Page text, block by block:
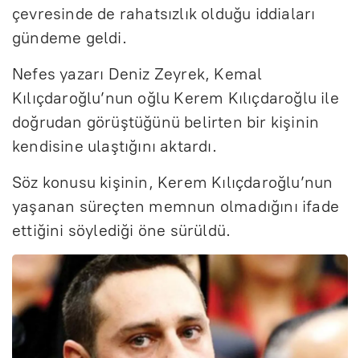
çevresinde de rahatsızlık olduğu iddiaları
gündeme geldi.
Nefes yazarı Deniz Zeyrek, Kemal
Kılıçdaroğlu’nun oğlu Kerem Kılıçdaroğlu ile
doğrudan görüştüğünü belirten bir kişinin
kendisine ulaştığını aktardı.
Söz konusu kişinin, Kerem Kılıçdaroğlu’nun
yaşanan süreçten memnun olmadığını ifade
ettiğini söylediği öne sürüldü.